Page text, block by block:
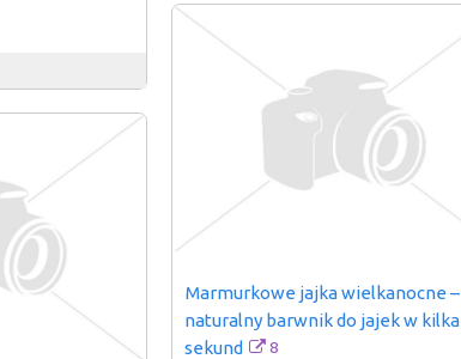
Marmurkowe jajka wielkanocne –
naturalny barwnik do jajek w kilka
sekund
8